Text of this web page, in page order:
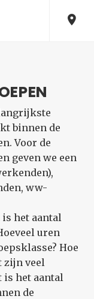
binnen de
Voor de
geven we een
ww-
het aantal
uren
Hoe
zijn veel
is het aantal
de